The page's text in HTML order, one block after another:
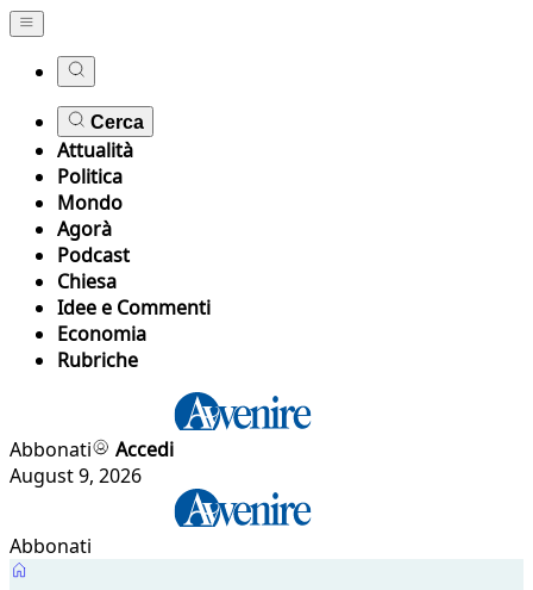
Cerca
Attualità
Politica
Mondo
Agorà
Podcast
Chiesa
Idee e Commenti
Economia
Rubriche
Abbonati
Accedi
August 9, 2026
Abbonati